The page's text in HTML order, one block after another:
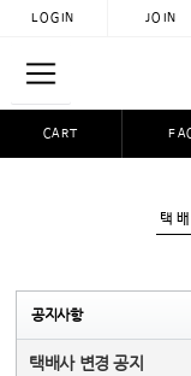
LOGIN JOIN
CART
택
공지사항
택배사 변경 공지